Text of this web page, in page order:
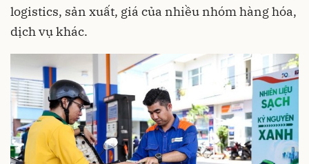
logistics, sản xuất, giá của nhiều nhóm hàng hóa,
dịch vụ khác.